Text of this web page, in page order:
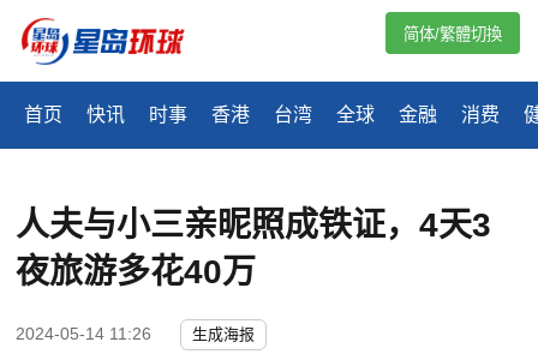
首页 快讯 时事 香港 台湾 全球 金融 消费
简体/繁體切換
人夫与小三亲昵照成铁证，4天3
夜旅游多花40万
2024-05-14 11:26 生成海报